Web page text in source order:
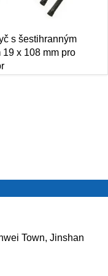
s šestihranným
19 x 108 mm pro
Town, Jinshan